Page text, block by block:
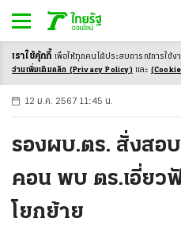
-ก ก ก+
12 ม.ค. 2567 11:45 น.
รองผบ.ตร. สั่งสอ
คอน พบ ตร.เอี่ยว
โยกย้าย
เราใช้คุ้กกี้ เพื่อให้ทุกคนได้ประสบการณ์การใช้
อ่านเพิ่มเติมคลิก (Privacy Policy) และ